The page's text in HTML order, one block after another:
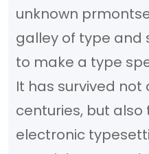
unknown
galley of type and
to make a type
It has survived not
centuries, but
electronic